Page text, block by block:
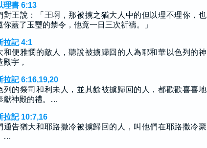
理書 6:13
對王說：「王啊，那被擄之猶大人中的但以理不理你，也
你蓋了玉璽的禁令，他竟一日三次祈禱。」
拉記 4:1
和便雅憫的敵人，聽說被擄歸回的人為耶和華以色列的神
殿宇，
拉記 6:16,19,20
列的祭司和利未人，並其餘被擄歸回的人，都歡歡喜喜地
獻神殿的禮。…
拉記 10:7,16
通告猶大和耶路撒冷被擄歸回的人，叫他們在耶路撒冷聚
…